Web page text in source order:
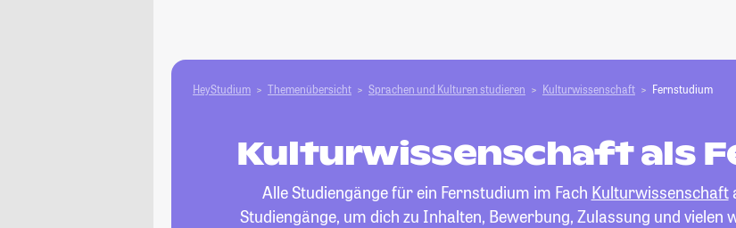
HeyStudium Themenübersicht Sprachen und Kulturen studieren Kulturwissenschaft Fernstudium
Kulturwissenschaft als
Alle Studiengänge für ein Fernstudium im Fach Kulturwissenschaft
Studiengänge, um dich zu Inhalten, Bewerbung, Zulassung und vielen